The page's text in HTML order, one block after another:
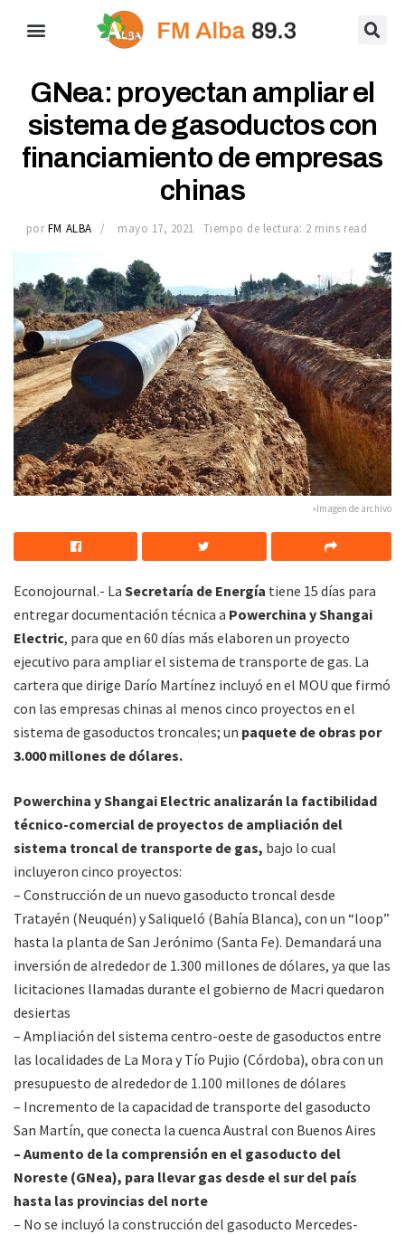
GNea: proyectan ampliar el
sistema de gasoductos con
financiamiento de empresas
chinas
por FM ALBA mayo 17, 2021 Tiempo de lectura: 2 mins read
»Imagen de archivo
Econojournal.- La Secretaría de Energía tiene 15 días para
entregar documentación técnica a Powerchina y Shangai
Electric, para que en 60 días más elaboren un proyecto
ejecutivo para ampliar el sistema de transporte de gas. La
cartera que dirige Darío Martínez incluyó en el MOU que firmó
con las empresas chinas al menos cinco proyectos en el
sistema de gasoductos troncales; un paquete de obras por
3.000 millones de dólares.
Powerchina y Shangai Electric analizarán la factibilidad
técnico-comercial de proyectos de ampliación del
sistema troncal de transporte de gas, bajo lo cual
incluyeron cinco proyectos:
– Construcción de un nuevo gasoducto troncal desde
Tratayén (Neuquén) y Saliqueló (Bahía Blanca), con un “loop”
hasta la planta de San Jerónimo (Santa Fe). Demandará una
inversión de alrededor de 1.300 millones de dólares, ya que las
licitaciones llamadas durante el gobierno de Macri quedaron
desiertas
– Ampliación del sistema centro-oeste de gasoductos entre
las localidades de La Mora y Tío Pujio (Córdoba), obra con un
presupuesto de alrededor de 1.100 millones de dólares
– Incremento de la capacidad de transporte del gasoducto
San Martín, que conecta la cuenca Austral con Buenos Aires
– Aumento de la comprensión en el gasoducto del
Noreste (GNea), para llevar gas desde el sur del país
hasta las provincias del norte
– No se incluyó la construcción del gasoducto Mercedes-